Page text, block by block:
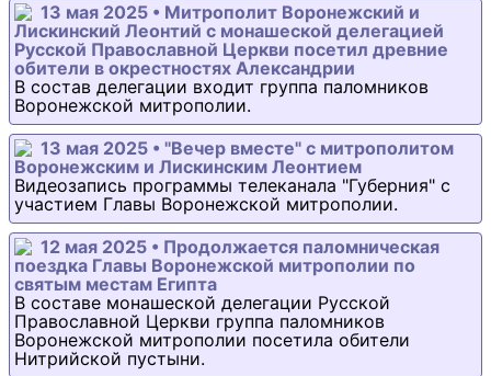
13 мая 2025 • Митрополит Воронежский и
Лискинский Леонтий с монашеской делегацией
Русской Православной Церкви посетил древние
обители в окрестностях Александрии
В состав делегации входит группа паломников
Воронежской митрополии.
13 мая 2025 • "Вечер вместе" с митрополитом
Воронежским и Лискинским Леонтием
Видеозапись программы телеканала "Губерния" с
участием Главы Воронежской митрополии.
12 мая 2025 • Продолжается паломническая
поездка Главы Воронежской митрополии по
святым местам Египта
В составе монашеской делегации Русской
Православной Церкви группа паломников
Воронежской митрополии посетила обители
Нитрийской пустыни.